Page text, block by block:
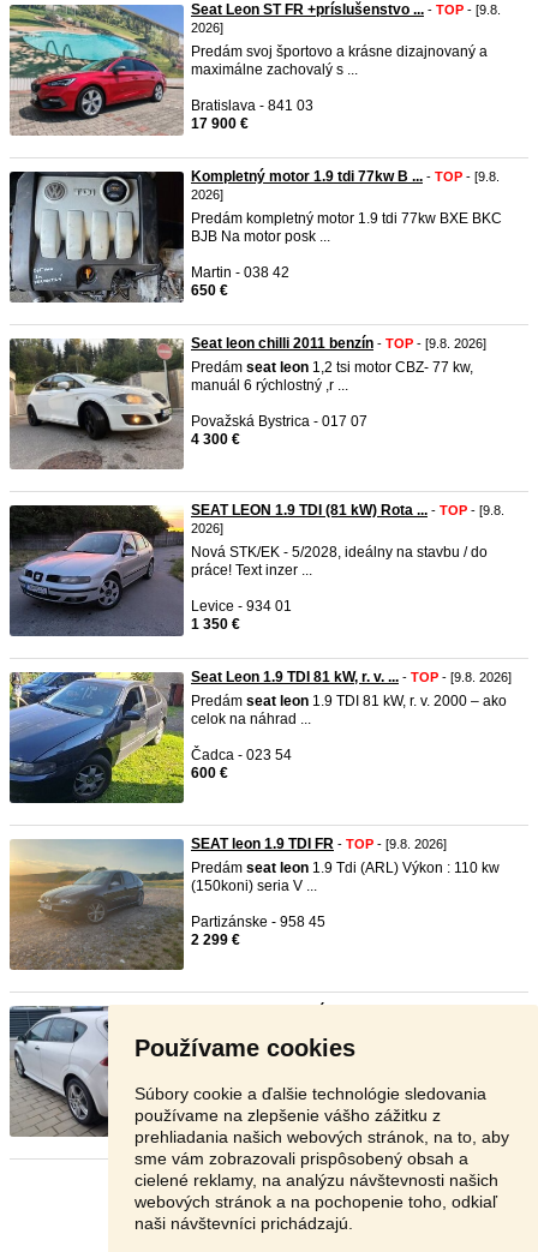
Používame cookies
Súbory cookie a ďalšie technológie sledovania
používame na zlepšenie vášho zážitku z
prehliadania našich webových stránok, na to, aby
sme vám zobrazovali prispôsobený obsah a
cielené reklamy, na analýzu návštevnosti našich
webových stránok a na pochopenie toho, odkiaľ
naši návštevníci prichádzajú.
Seat Leon ST FR +príslušenstvo ... - TOP - [9.8.
2026]
Predám svoj športovo a krásne dizajnovaný a
maximálne zachovalý s ...
Bratislava - 841 03
17 900 €
Kompletný motor 1.9 tdi 77kw B ... - TOP - [9.8.
2026]
Predám kompletný motor 1.9 tdi 77kw BXE BKC
BJB Na motor posk ...
Martin - 038 42
650 €
Seat leon chilli 2011 benzín - TOP - [9.8. 2026]
Predám seat leon 1,2 tsi motor CBZ- 77 kw,
manuál 6 rýchlostný ,r ...
Považská Bystrica - 017 07
4 300 €
SEAT LEON 1.9 TDI (81 kW) Rota ... - TOP - [9.8.
2026]
Nová STK/EK - 5/2028, ideálny na stavbu / do
práce! Text inzer ...
Levice - 934 01
1 350 €
Seat Leon 1.9 TDI 81 kW, r. v. ... - TOP - [9.8. 2026]
Predám seat leon 1.9 TDI 81 kW, r. v. 2000 – ako
celok na náhrad ...
Čadca - 023 54
600 €
SEAT leon 1.9 TDI FR - TOP - [9.8. 2026]
Predám seat leon 1.9 Tdi (ARL) Výkon : 110 kw
(150koni) seria V ...
Partizánske - 958 45
2 299 €
Predám veľmi pekný, zachovalý a hlavne
Topoľčany - 955 01
4 699 €
Stránka: 1 2 3 Ďalšia